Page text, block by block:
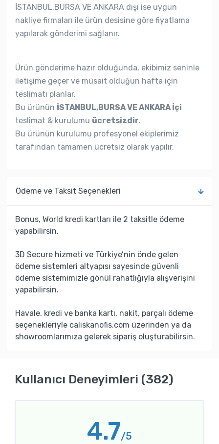
İSTANBUL,BURSA VE ANKARA dışı ise uygun
nakliye firmaları ile ürün desisine göre fiyatlama
yapılarak gönderimi sağlanır.
Ürün gönderime hazır olduğunda, ekibimiz seninle
iletişime geçer ve müsait olduğun hafta için
teslimatı planlar.
Bu ürünün İSTANBUL,BURSA VE ANKARA İçi
teslimat & kurulumu ücretsizdir.
Bu ürünün kurulumu profesyonel ekiplerimiz
tarafından tamamen ücretsiz olarak yapılır.
Ödeme ve Taksit Seçenekleri
Bonus, World kredi kartları ile 2 taksitle ödeme
yapabilirsin.
3D Secure hizmeti ve Türkiye’nin önde gelen
ödeme sistemleri altyapısı sayesinde güvenli
ödeme sistemimizle gönül rahatlığıyla alışverişini
yapabilirsin.
Havale, kredi ve banka kartı, nakit, parçalı ödeme
seçenekleriyle caliskanofis.com üzerinden ya da
showroomlarımıza gelerek sipariş oluşturabilirsin.
Kullanıcı Deneyimleri (382)
4.7/5